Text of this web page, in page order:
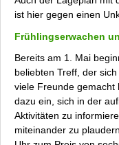
ist hier gegen einen
Frühlingserwachen
Bereits am 1. Mai
beliebten Treff, der
viele Freunde gemacht
dazu ein, sich in der
Aktivitäten zu
miteinander zu